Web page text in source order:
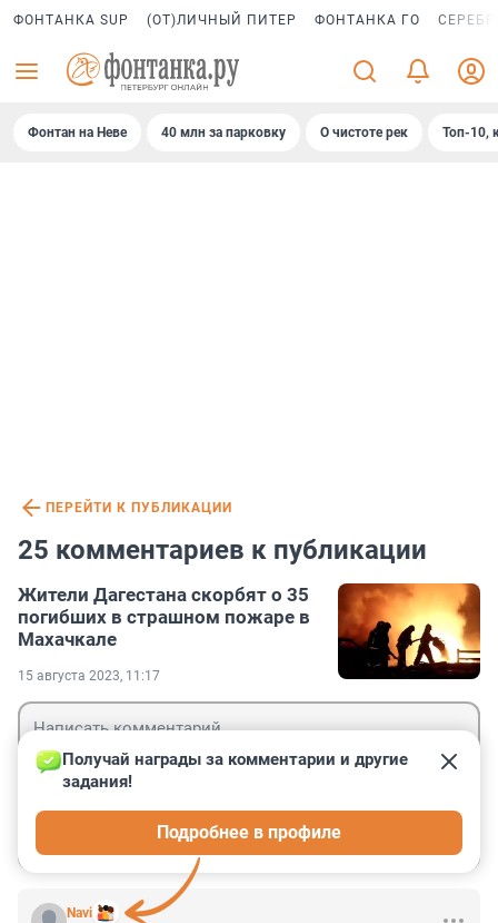
ФОНТАНКА SUP (ОТ)ЛИЧНЫЙ ПИТЕР ФОНТАНКА ГО
Фонтан на Неве 40 млн за парковку О чистоте рек Топ-10,
ПЕРЕЙТИ К ПУБЛИКАЦИИ
25 комментариев к публикации
Жители Дагестана скорбят о 35
погибших в страшном пожаре в
Махачкале
15 августа 2023, 11:17
Navi
Получай награды за комментарии и другие
задания!
Подробнее в профиле